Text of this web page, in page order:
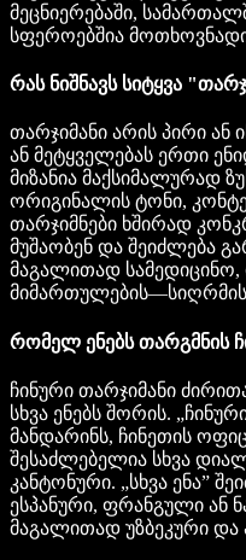
მეცნიერებაში,
სფეროებშია
რას ნიშნავს სიტყვა
თარჯიმანი არის პირი ან
ან მეტყველებას ერთი
მიზანია მაქსიმალურად
ორიგინალის ტონი,
თარჯიმნები ხშირად
მუშაობენ და შეიძლება
მაგალითად
რომელ ენებს თარგმნის
ჩინური თარჯიმანი
სხვა ენებს შორის.
მანდარინს, ჩინეთის
შესაძლებელია სხვა
კანტონური. „სხვა ენა”
ესპანური, ფრანგული ან
მაგალითად უზბეკური და